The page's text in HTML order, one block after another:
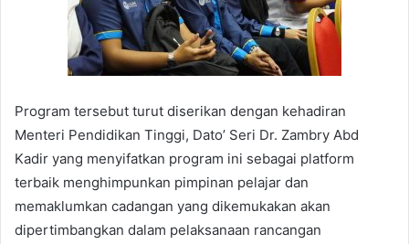
Program tersebut turut diserikan dengan kehadiran
Menteri Pendidikan Tinggi, Dato’ Seri Dr. Zambry Abd
Kadir yang menyifatkan program ini sebagai platform
terbaik menghimpunkan pimpinan pelajar dan
memaklumkan cadangan yang dikemukakan akan
dipertimbangkan dalam pelaksanaan rancangan